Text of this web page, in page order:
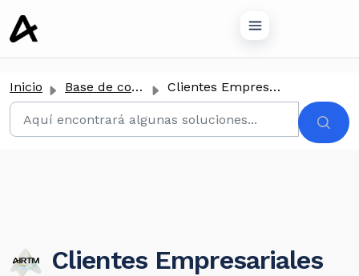
principal
Inicio Base de conocimientos Clientes Empresariales
Clientes Empresariales